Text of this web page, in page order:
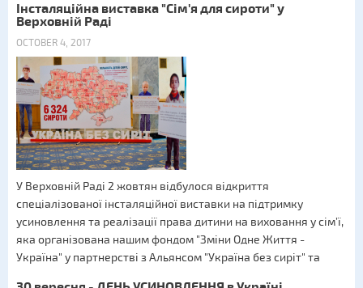
Інсталяційна виставка "Сім'я для сироти" у
Верховній Раді
OCTOBER 4, 2017
У Верховній Раді 2 жовтян відбулося відкриття
спеціалізованої інсталяційної виставки на підтримку
усиновлення та реалізації права дитини на виховання у сім’ї,
яка організована нашим фондом "Зміни Одне Життя -
Україна" у партнерстві з Альянсом "Україна без сиріт" та